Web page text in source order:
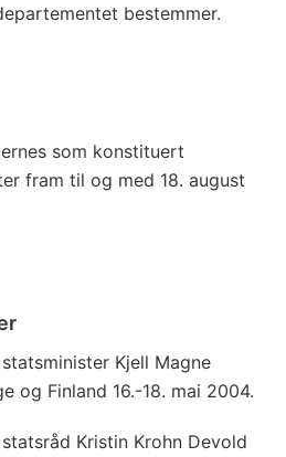
bestemmer.
som konstituert
fram til og med 18. august
Kjell Magne
og Finland 16.-18. mai 2004.
Kristin Krohn Devold